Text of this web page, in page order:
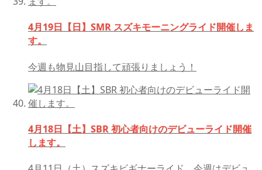
4月19日【日】SMR スズキモーニングライド開催しま
す。
今週も物見山目指して頑張りましょう！
4月18日【土】SBR 初心者向けのデビューライド開催
します。